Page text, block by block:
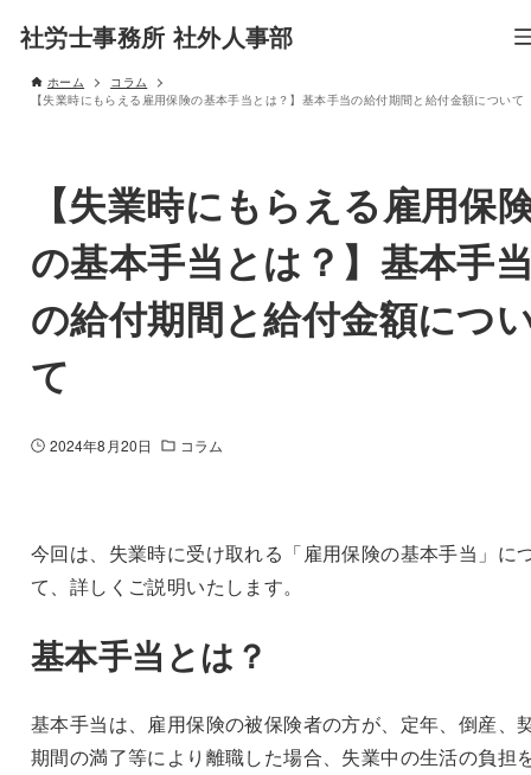
社労士事務所 社外人事部
ホーム
コラム
【失業時にもらえる雇用保険の基本手当とは？】基本手当の給付期間と給付金額について
【失業時にもらえる雇用保
の基本手当とは？】基本手
の給付期間と給付金額につ
て
2024年8月20日 コラム
今回は、失業時に受け取れる「雇用保険の基本手当」に
て、詳しくご説明いたします。
基本手当とは？
基本手当は、雇用保険の被保険者の方が、定年、倒産、
期間の満了等により離職した場合、失業中の生活の負担